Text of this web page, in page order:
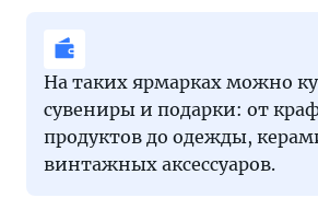
На таких ярмарках можно
сувениры и подарки: от
продуктов до одежды,
винтажных аксессуаров.